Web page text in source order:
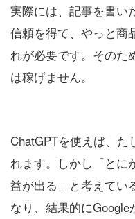
実際には、記事を書い
信頼を得て、やっと商
れが必要です。そのた
は稼げません。
ChatGPTを使えば、
れます。しかし「とに
益が出る」と考えてい
なり、結果的に